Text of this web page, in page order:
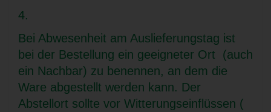
4.
Bei Abwesenheit am Auslieferungstag ist
bei der Bestellung ein geeigneter Ort (auch
ein Nachbar) zu benennen, an dem die
Ware abgestellt werden kann. Der
Abstellort sollte vor Witterungseinflüssen (